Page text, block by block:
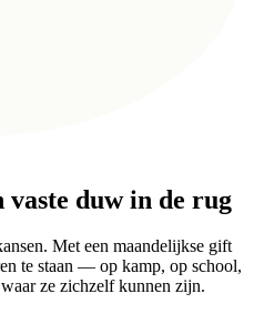
vaste duw in de rug
Met een maandelijkse gift
te staan — op kamp, op school,
ze zichzelf kunnen zijn.